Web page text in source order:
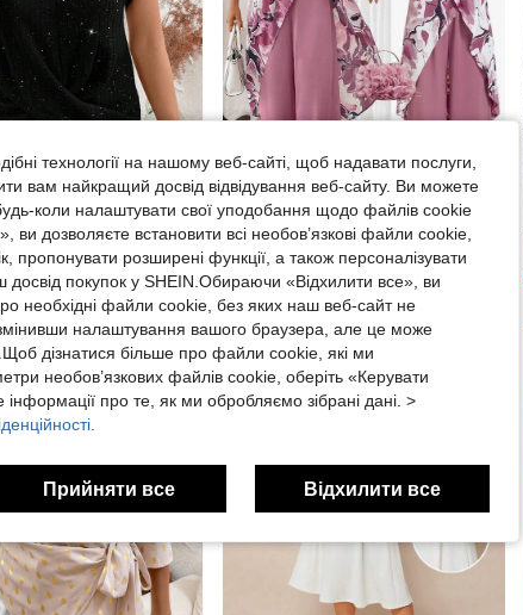
Блискуча футболка з рукавами "летюча миша" для літньо-осінніх жіночих образів SHEIN Clasi Жіночий елегантний дизайн, комплект із 2 предметів, круглий виріз, короткий рукав, принт, розріз, топ і зручні широкі штани
14.88€
Орієнтовно
технології на нашому веб-сайті, щоб надавати послуги,
вам найкращий досвід відвідування веб-сайту. Ви можете
коли налаштувати свої уподобання щодо файлів cookie
дозволяєте встановити всі необов’язкові файли cookie,
пропонувати розширені функції, а також персоналізувати
покупок у SHEIN.Обираючи «Відхилити все», ви
необхідні файли cookie, без яких наш веб-сайт не
налаштування вашого браузера, але це може
дізнатися більше про файли cookie, які ми
необов’язкових файлів cookie, оберіть «Керувати
про те, як ми обробляємо зібрані дані. >
Прийняти все Відхилити все